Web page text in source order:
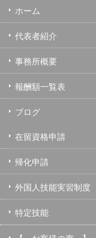
ホーム
代表者紹介
事務所概要
報酬額一覧表
ブログ
在留資格申請
帰化申請
外国人技能実習制度
特定技能